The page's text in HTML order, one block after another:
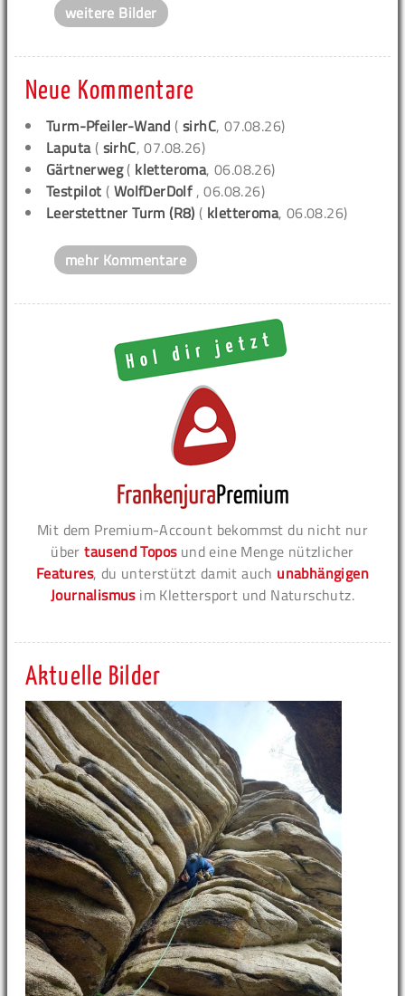
weitere Bilder
Neue Kommentare
Turm-Pfeiler-Wand (sirhC, 07.08.26)
Laputa( sirhC, 07.08.26)
Gärtnerweg( kletteroma, 06.08.26)
Testpilot ( WolfDerDolf , 06.08.26)
Leerstettner Turm (R8) ( kletteroma, 06.08.26)
mehr Kommentare
Mit dem Premium-Account bekommst du nicht nur
übertausend Toposund eine Menge nützlicher
Features, du unterstützt damit auch unabhängigen
Journalismusim Klettersport und Naturschutz.
Aktuelle Bilder